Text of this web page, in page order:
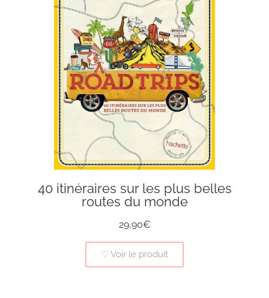
40 itinéraires sur les plus belles
routes du monde
29,90€
♡ Voir le produit